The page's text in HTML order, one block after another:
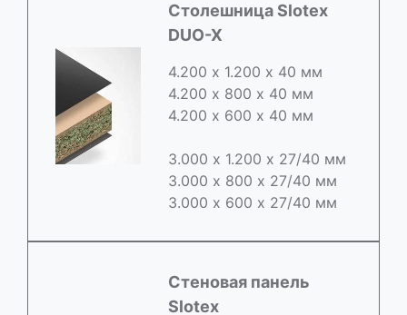
Cтолешница Slotex
DUO-X
4.200 х 1.200 х 40 мм
4.200 х 800 х 40 мм
4.200 х 600 х 40 мм
3.000 х 1.200 х 27/40 мм
3.000 х 800 х 27/40 мм
3.000 х 600 х 27/40 мм
Стеновая панель
Slotex